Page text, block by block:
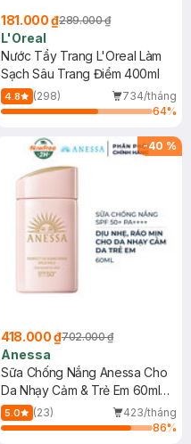
181.000 ₫289.000 ₫
L'Oreal
Nước Tẩy Trang L'Oreal Làm
Sạch Sâu Trang Điểm 400ml
4.8 (298)
734/tháng
64%
-40 %
418.000 ₫702.000 ₫
Anessa
Sữa Chống Nắng Anessa Cho
Da Nhạy Cảm & Trẻ Em 60ml
(Mới)
5.0 (23)
423/tháng
86%